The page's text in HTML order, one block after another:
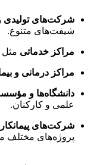
شرکت‌های تولیدی
شیفت‌های متنوع.
مراکز خدماتی مثل
مراکز درمانی و
دانشگاه‌ها و
علمی و کارکنان.
شرکت‌های
پروژه‌های مختلف